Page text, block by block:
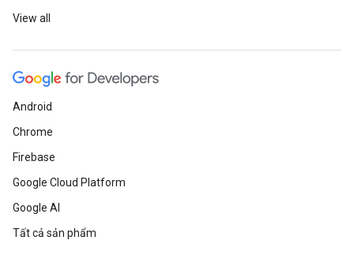
View all
Android
Chrome
Firebase
Google Cloud Platform
Google AI
Tất cả sản phẩm